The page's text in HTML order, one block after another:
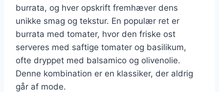
burrata, og hver opskrift fremhæver dens
unikke smag og tekstur. En populær ret er
burrata med tomater, hvor den friske ost
serveres med saftige tomater og basilikum,
ofte dryppet med balsamico og olivenolie.
Denne kombination er en klassiker, der aldrig
går af mode.